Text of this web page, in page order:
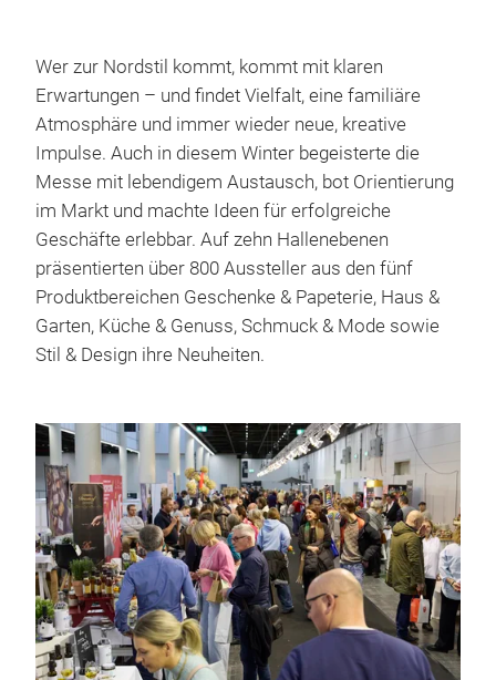
Wer zur Nordstil kommt, kommt mit klaren
Erwartungen – und findet Vielfalt, eine familiäre
Atmosphäre und immer wieder neue, kreative
Impulse. Auch in diesem Winter begeisterte die
Messe mit lebendigem Austausch, bot Orientierung
im Markt und machte Ideen für erfolgreiche
Geschäfte erlebbar. Auf zehn Hallenebenen
präsentierten über 800 Aussteller aus den fünf
Produktbereichen Geschenke & Papeterie, Haus &
Garten, Küche & Genuss, Schmuck & Mode sowie
Stil & Design ihre Neuheiten.